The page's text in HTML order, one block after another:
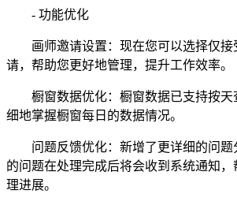
- 功能优化
画师邀请设置：现在您可以选择仅接
请，帮助您更好地管理，提升工作效率。
橱窗数据优化：橱窗数据已支持按天
细地掌握橱窗每日的数据情况。
问题反馈优化：新增了更详细的问题
的问题在处理完成后将会收到系统通知
理进展。